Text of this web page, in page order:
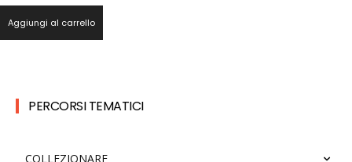
Aggiungi al carrello
PERCORSI TEMATICI
COLLEZIONARE